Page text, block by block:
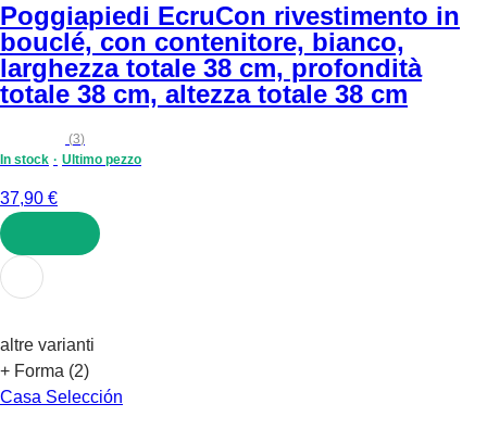
Poggiapiedi EcruCon rivestimento in
bouclé, con contenitore, bianco,
larghezza totale 38 cm, profondità
totale 38 cm, altezza totale 38 cm
(3)
In stock
Ultimo pezzo
37,90 €
AGGIUNGI
altre varianti
+ Forma (2)
Casa Selección